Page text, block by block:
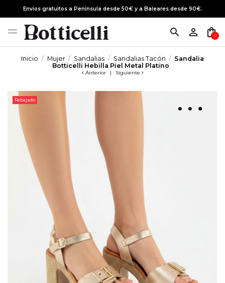
Envíos gratuitos a Península desde 50€ y a Baleares desde 90€.
search person_outline shopping_bag
0
Inicio Mujer Sandalias Sandalias Tacón
Sandalia
Botticelli Hebilla Piel Metal Platino
Anterior | Siguiente
Rebajado